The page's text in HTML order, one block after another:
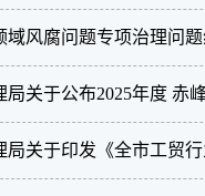
域风腐问题专项治理问
局关于公布2025年度 赤
局关于印发《全市工贸